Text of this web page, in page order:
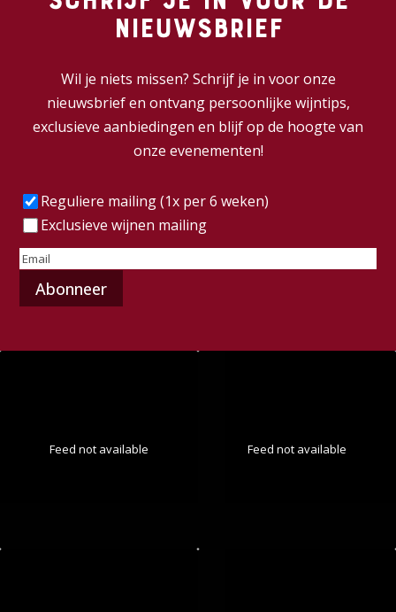
nieuwsbrief
Wil je niets missen? Schrijf je in voor onze
nieuwsbrief en ontvang persoonlijke wijntips,
exclusieve aanbiedingen en blijf op de hoogte van
onze evenementen!
Frequentie(Vereist)
Reguliere mailing (1x per 6 weken)
Exclusieve wijnen mailing
E-
mailadres
Feed not available Feed not available